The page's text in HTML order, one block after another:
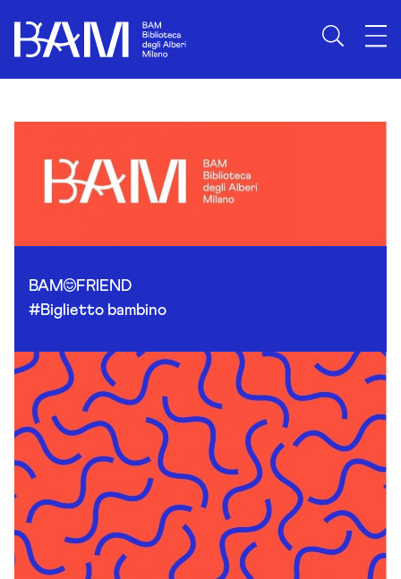
BAM
FRIEND
#Biglietto bambino